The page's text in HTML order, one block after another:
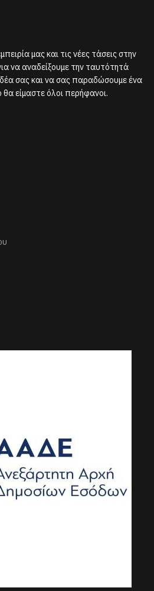
μας και τις νέες τάσεις στην
να αναδείξουμε την ταυτότητά
σας και να σας παραδώσουμε ένα
θα είμαστε όλοι περήφανοι.